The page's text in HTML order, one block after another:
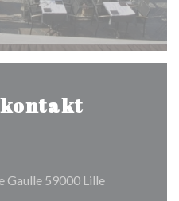
Gaulle 59000 Lille((otevře se v